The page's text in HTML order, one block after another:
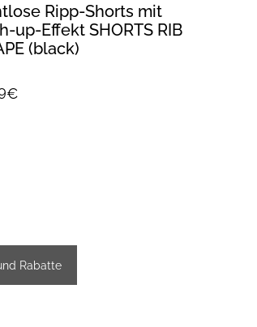
Ripp-Shorts mit
up-Effekt SHORTS RIB
(black)
Rabatte